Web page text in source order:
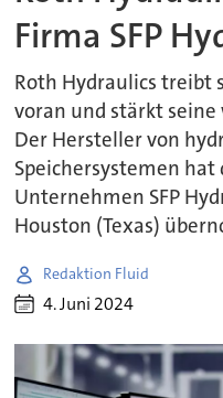
Firma SFP
Roth Hydraulics
voran und stärkt
Der Hersteller von
Speichersystemen hat
Unternehmen SFP
Houston (Texas)
Redaktion Fluid
4. Juni 2024